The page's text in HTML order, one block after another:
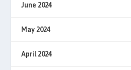
June 2024
May 2024
April 2024